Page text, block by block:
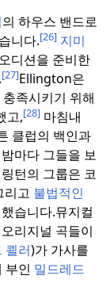
의 하우스 밴드로
니다.[26] 지미
디션을 준비한
[27]Ellington은
족시키기 위해
고,[28] 마침내
클럽의 백인과
마다 그들을 보
턴의 그룹은 코
리고 불법적인
습니다.뮤지컬
리지널 곡들이
쾰러)가 가사를
부인 밀드레드